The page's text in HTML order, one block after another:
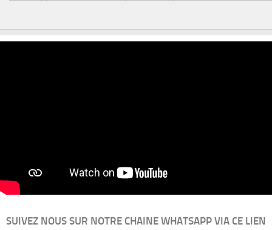
SUIVEZ NOUS SUR NOTRE CHAINE WHATSAPP VIA CE LIEN